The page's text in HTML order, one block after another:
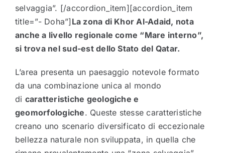
selvaggia”. [/accordion_item][accordion_item
title=”- Doha”] La zona di Khor Al-Adaid, nota
anche a livello regionale come “Mare interno”,
si trova nel sud-est dello Stato del Qatar.
L’area presenta un paesaggio notevole formato
da una combinazione unica al mondo
di caratteristiche geologiche e
geomorfologiche. Queste stesse caratteristiche
creano uno scenario diversificato di eccezionale
bellezza naturale non sviluppata, in quella che